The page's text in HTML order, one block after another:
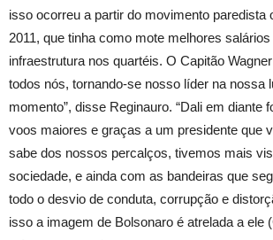
isso ocorreu a partir do movimento paredista
2011, que tinha como mote melhores
infraestrutura nos quartéis. O Capitão
todos nós, tornando-se nosso líder na nossa
momento”, disse Reginauro. “Dali em diante
voos maiores e graças a um presidente que
sabe dos nossos percalços, tivemos mais
sociedade, e ainda com as bandeiras que
todo o desvio de conduta, corrupção e
isso a imagem de Bolsonaro é atrelada a ele